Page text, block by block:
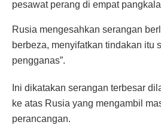
pesawat perang di empat
Rusia mengesahkan serangan
berbeza, menyifatkan tindakan itu
pengganas”.
Ini dikatakan serangan terbesar
ke atas Rusia yang mengambil
perancangan.